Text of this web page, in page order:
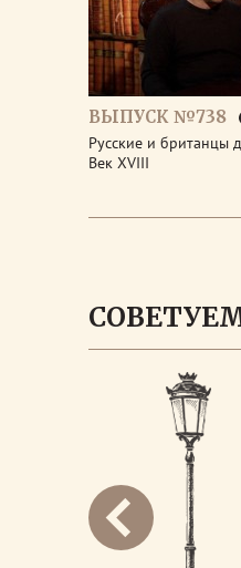
ВЫПУСК №738
Русские и британцы
Век XVIII